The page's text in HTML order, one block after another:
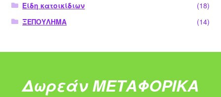
Είδη κατοικίδιων
(18)
ΞΕΠΟΥΛΗΜΑ
(14)
Δωρεάν ΜΕΤΑΦΟΡΙΚΑ